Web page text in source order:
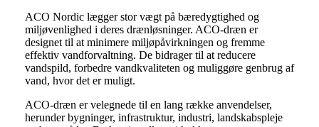
ACO Nordic lægger stor vægt på bæredygtighed og
miljøvenlighed i deres drænløsninger. ACO-dræn er
designet til at minimere miljøpåvirkningen og fremme
effektiv vandforvaltning. De bidrager til at reducere
vandspild, forbedre vandkvaliteten og muliggøre genbrug af
vand, hvor det er muligt.
ACO-dræn er velegnede til en lang række anvendelser,
herunder bygninger, infrastruktur, industri, landskabspleje